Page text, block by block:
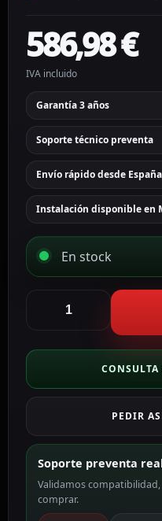
586,98€
IVA incluido
Garantía 3 años
Soporte técnico preventa
Envío rápido desde España
Instalación disponible en
En stock
Cámara
Dual
Hikvision
Gama
MP
DS-
2TD2628-
7/QA
CONSULTA
PEDIR
Soporte preventa
Validamos
comprar.